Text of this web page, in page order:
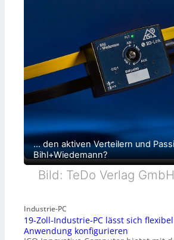
… den aktiven Verteilern und
Bihl+Wiedemann?
Bild: TeDo Verlag GmbH
Industrie-PC
19-Zoll-Industrie-PC lässt sich
Anwendung konfigurieren